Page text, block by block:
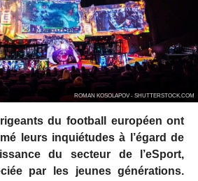
ROMAN KOSOLAPOV - SHUTTERSTOCK.COM
du football européen ont
leurs inquiétudes à l’égard de
du secteur de l’eSport,
par les jeunes générations.